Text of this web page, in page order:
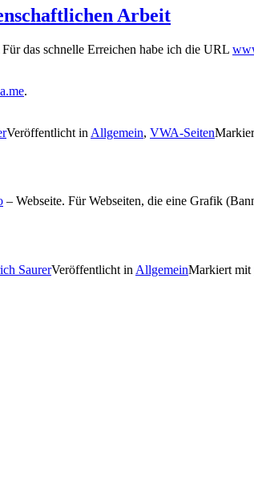
Arbeit
das schnelle Erreichen habe ich die URL
.
Veröffentlicht in Allgemein, VWA-Seiten
– Webseite. Für Webseiten, die eine Grafik
SaurerVeröffentlicht in AllgemeinMarkiert mit